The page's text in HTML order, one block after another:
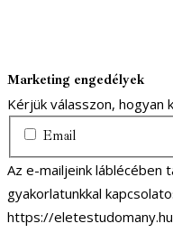
Marketing engedélyek
Kérjük válasszon,
Email
Az e-mailjeink láblécében
gyakorlatunkkal
https://